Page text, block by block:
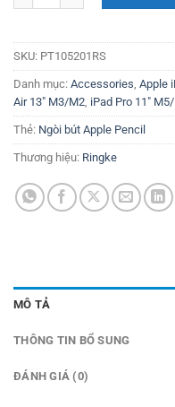
SKU: PT105201RS
Danh mục: Accessories Apple
Air 13" M3/M2 iPad Pro 11"
Thẻ: Ngòi bút Apple Pencil
Thương hiệu: Ringke
MÔ TẢ
THÔNG TIN BỔ SUNG
ĐÁNH GIÁ (0)